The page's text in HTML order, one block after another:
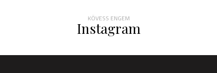
KÖVESS ENGEM
Instagram